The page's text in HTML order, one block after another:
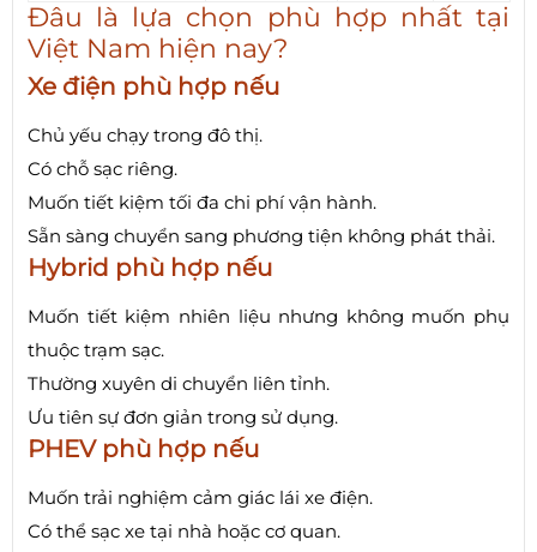
Đâu là lựa chọn phù hợp nhất tại
Việt Nam hiện nay?
Xe điện phù hợp nếu
Chủ yếu chạy trong đô thị.
Có chỗ sạc riêng.
Muốn tiết kiệm tối đa chi phí vận hành.
Sẵn sàng chuyển sang phương tiện không phát thải.
Hybrid phù hợp nếu
Muốn tiết kiệm nhiên liệu nhưng không muốn phụ
thuộc trạm sạc.
Thường xuyên di chuyển liên tỉnh.
Ưu tiên sự đơn giản trong sử dụng.
PHEV phù hợp nếu
Muốn trải nghiệm cảm giác lái xe điện.
Có thể sạc xe tại nhà hoặc cơ quan.